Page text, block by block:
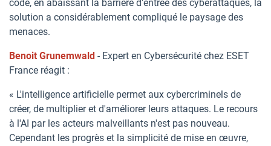
code, en abaissant la barrière d'entrée des cyberattaques, la
solution a considérablement compliqué le paysage des
menaces.
Benoit Grunemwald - Expert en Cybersécurité chez ESET
France réagit :
« L'intelligence artificielle permet aux cybercriminels de
créer, de multiplier et d'améliorer leurs attaques. Le recours
à l'AI par les acteurs malveillants n'est pas nouveau.
Cependant les progrès et la simplicité de mise en œuvre,